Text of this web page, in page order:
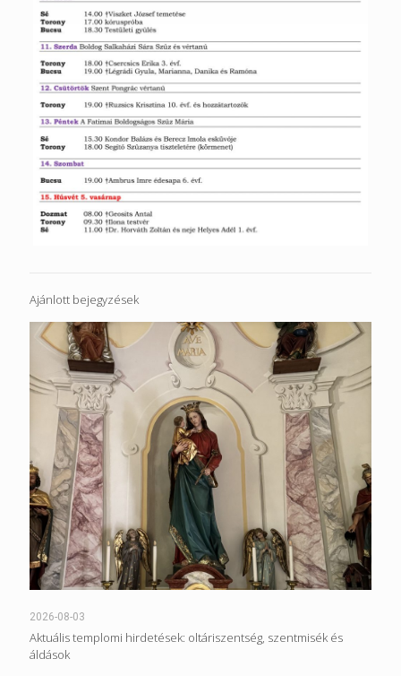
Ajánlott bejegyzések
2026-08-03
Aktuális templomi hirdetések: oltáriszentség, szentmisék és
áldások